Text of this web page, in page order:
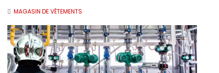
MAGASIN DE VÊTEMENTS